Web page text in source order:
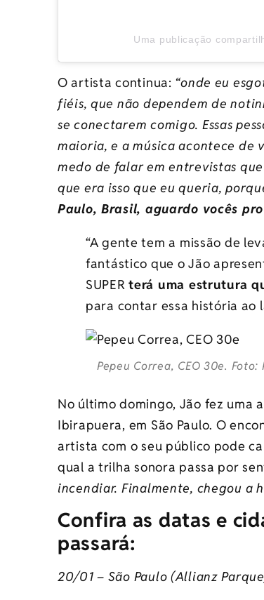
Uma publicação
O artista continua: “onde eu
fiéis, que não dependem de
se conectarem comigo. Essas
maioria, e a música acontece de
medo de falar em entrevistas
que era isso que eu queria,
Paulo, Brasil, aguardo vocês
“A gente tem a missão de
fantástico que o Jão
SUPERterá uma estrutura
para contar essa história ao
Pepeu Correa, CEO 30e.
No último domingo, Jão fez uma
Ibirapuera, em São Paulo. O
artista com o seu público pode
qual a trilha sonora passa por
incendiar. Finalmente, chegou a
Confira as datas e
passará:
20/01 – São Paulo (Allianz